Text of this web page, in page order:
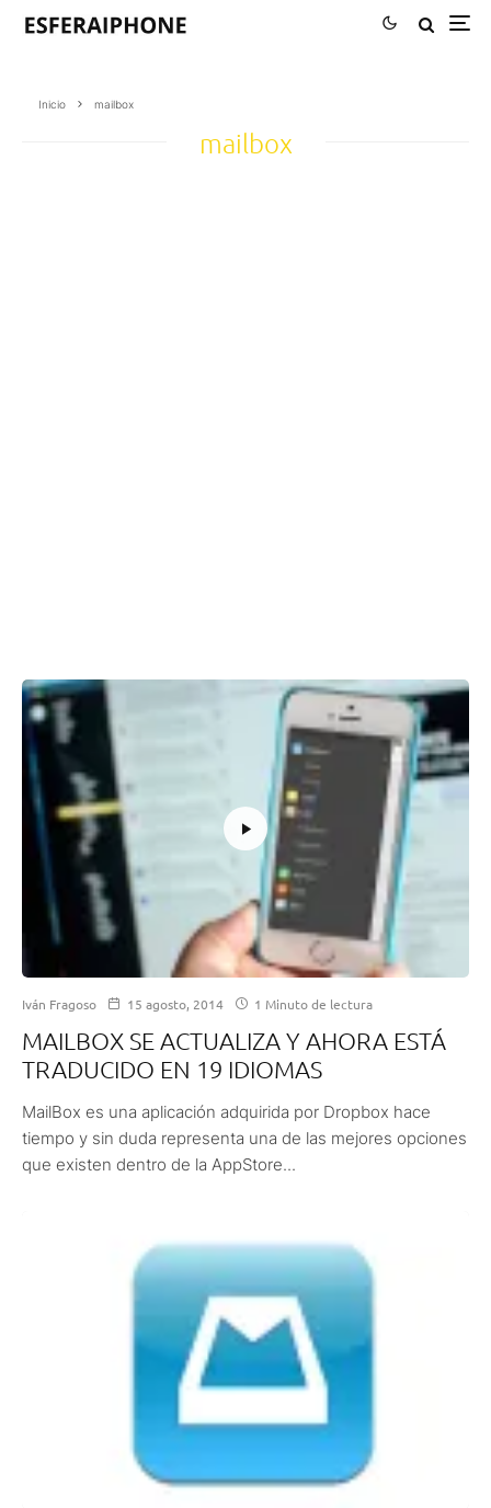
Inicio mailbox
mailbox
Iván Fragoso 15 agosto, 2014 1 Minuto de lectura
MAILBOX SE ACTUALIZA Y AHORA ESTÁ
TRADUCIDO EN 19 IDIOMAS
MailBox es una aplicación adquirida por Dropbox hace
tiempo y sin duda representa una de las mejores opciones
que existen dentro de la AppStore...